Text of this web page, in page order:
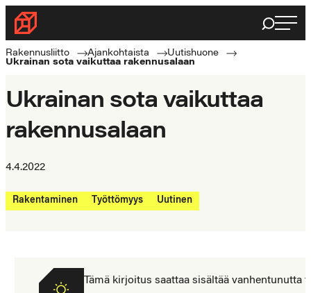
Siirry
suoraan
sisältöön
Rakennusliitto
Rakennusalan
ammattilaisten
Haku
Rakennusliitto Ajankohtaista
Uutishuone
Ukrainan sota vaikuttaa rakennusalaan
Ukrainan sota vaikuttaa
rakennusalaan
4.4.2022
Rakentaminen Työttömyys Uutinen
Tämä kirjoitus saattaa sisältää vanhentunutta